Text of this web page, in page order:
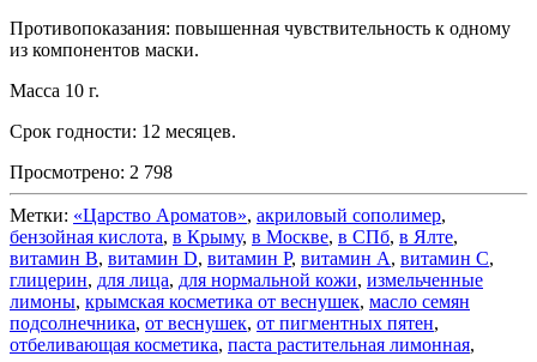
Противопоказания: повышенная чувствительность к одному
из компонентов маски.
Масса 10 г.
Срок годности: 12 месяцев.
Просмотрено: 2 798
Метки: «Царство Ароматов», акриловый сополимер,
бензойная кислота, в Крыму, в Москве, в СПб, в Ялте,
витамин B, витамин D, витамин P, витамин А, витамин С,
глицерин, для лица, для нормальной кожи, измельченные
лимоны, крымская косметика от веснушек, масло семян
подсолнечника, от веснушек, от пигментных пятен,
отбеливающая косметика, паста растительная лимонная,